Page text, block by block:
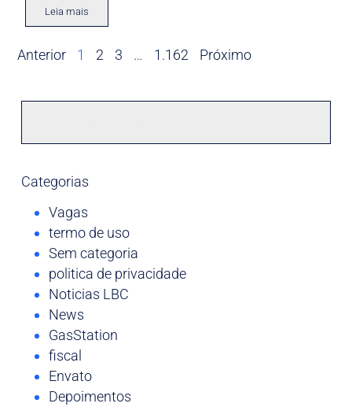
Leia mais
Anterior 1 2 3 … 1.162 Próximo
Categorias
Vagas
termo de uso
Sem categoria
politica de privacidade
Noticias LBC
News
GasStation
fiscal
Envato
Depoimentos